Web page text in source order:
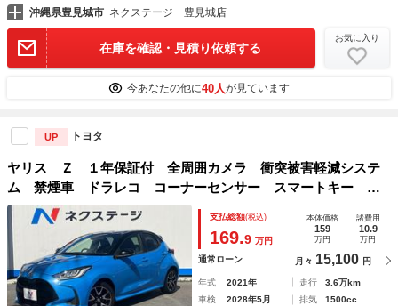
沖縄県豊見城市 ネクステージ 豊見城店
在庫を確認・見積り依頼する
お気に入り
今あなたの他に40人が見ています
UP トヨタ
ヤリス Ｚ １年保証付 全周囲カメラ 衝突被害軽減システ
ム 禁煙車 ドラレコ コーナーセンサー スマートキー Ｌ
ＥＤヘッド ビルトインＥＴＣ 純正１６インチアルミ オー
トハイビーム 車線逸脱警報 オートライト
支払総額(税込)
169.9 万円
本体価格
159
万円
諸費用
10.9
万円
通常ローン 月々 15,100 円
年式 2021年 走行
3.6万km
車検
2028年5月 排気
1500cc